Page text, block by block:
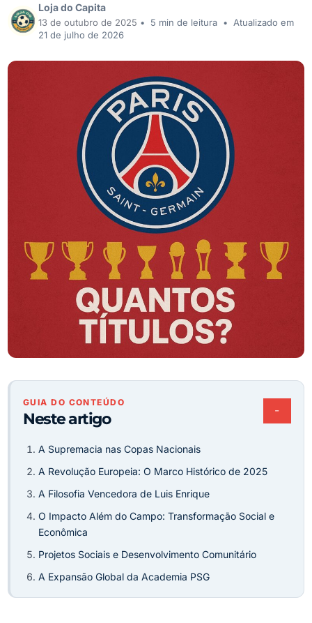
Loja do Capita
13 de outubro de 2025 • 5 min de leitura •
Atualizado em
21 de julho de 2026
GUIA DO CONTEÚDO
Neste artigo −
A Supremacia nas Copas Nacionais
A Revolução Europeia: O Marco Histórico de 2025
A Filosofia Vencedora de Luis Enrique
O Impacto Além do Campo: Transformação Social e
Econômica
Projetos Sociais e Desenvolvimento Comunitário
A Expansão Global da Academia PSG